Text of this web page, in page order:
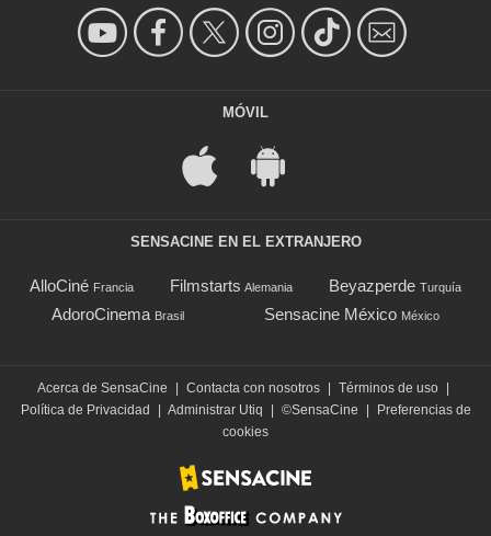
MÓVIL
SENSACINE EN EL EXTRANJERO
AlloCiné Francia Filmstarts Alemania Beyazperde Turquía
AdoroCinema Brasil Sensacine México México
Acerca de SensaCine Contacta con nosotros Términos de uso
Política de Privacidad
Administrar Utiq ©SensaCine
Preferencias de
cookies